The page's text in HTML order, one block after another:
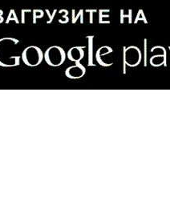
сайта.
Описание
и не является